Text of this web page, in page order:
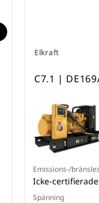
Elkraft
C7.1 |
Emissions-/
Icke-
Spänning